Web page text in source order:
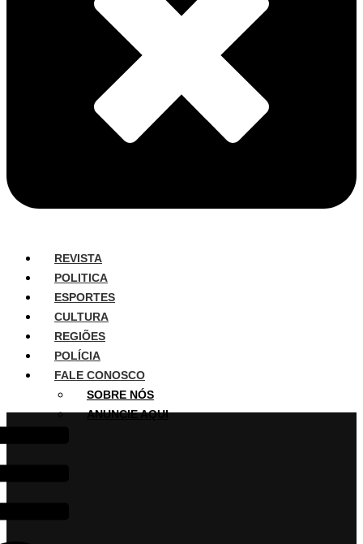
REVISTA
POLITICA
ESPORTES
CULTURA
REGIÕES
POLÍCIA
FALE CONOSCO
SOBRE NÓS
ANUNCIE AQUI